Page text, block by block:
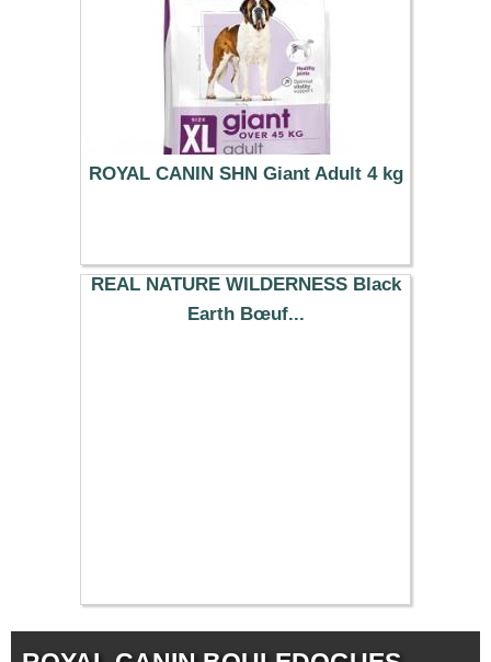
ROYAL CANIN SHN Giant Adult 4 kg
27.49 €
REAL NATURE WILDERNESS Black
Earth Bœuf...